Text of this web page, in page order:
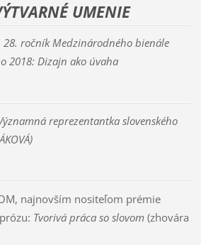
UMENIE
28. ročník Medzinárodného bienále
2018: Dizajn ako úvaha
reprezentantka slovenského
najnovším nositeľom prémie
Tvorivá práca so slovom (zhovára